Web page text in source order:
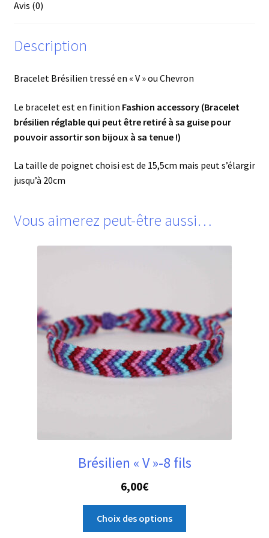
Avis (0)
Description
Bracelet Brésilien tressé en « V » ou Chevron
Le bracelet est en finition Fashion accessory (Bracelet
brésilien réglable qui peut être retiré à sa guise pour
pouvoir assortir son bijoux à sa tenue !)
La taille de poignet choisi est de 15,5cm mais peut s’élargir
jusqu’à 20cm
Vous aimerez peut-être aussi…
Brésilien « V »-8 fils
6,00€
Choix des options